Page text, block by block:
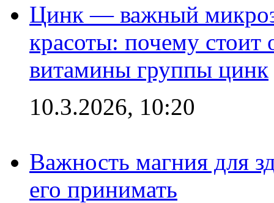
Цинк — важный
красоты: почему стоит
витамины группы цинк
10.3.2026, 10:20
Важность магния для
его принимать